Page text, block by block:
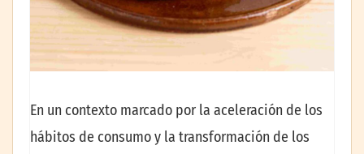
En un contexto marcado por la aceleración de los
hábitos de consumo y la transformación de los